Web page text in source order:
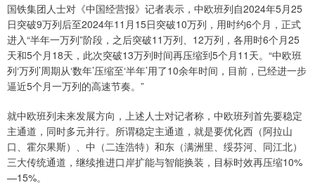
国铁集团人士对《中国经营报》记者表示，中欧班列自2024年5月25
日突破9万列后至2024年11月15日突破10万列，用时约6个月，正式
进入“半年一万列”阶段，之后突破11万列、12万列，各用时6个月25
天和5个月18天，此次突破13万列时间再压缩到5个月11天。“中欧班
列‘万列’周期从‘数年’压缩至‘半年’用了10余年时间，目前，已经进一步
逼近5个月一万列的高速节奏。”
就中欧班列未来发展方向，上述人士对记者称，中欧班列首先要稳定
主通道，同时多元并行。所谓稳定主通道，就是要优化西（阿拉山
口、霍尔果斯）、中（二连浩特）和东（满洲里、绥芬河、同江北）
三大传统通道，继续推进口岸扩能与智能换装，目标时效再压缩10%
—15%。